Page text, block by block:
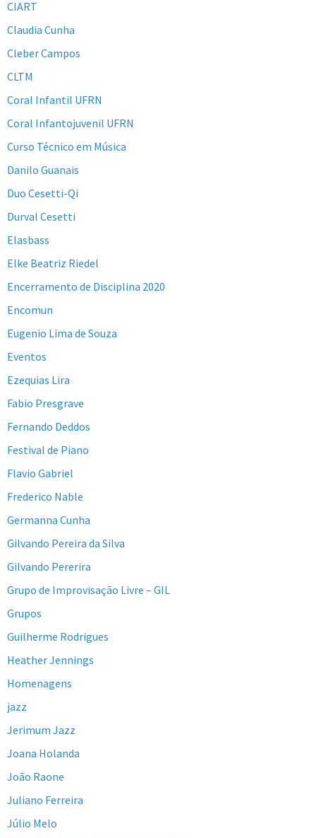
CIART
Claudia Cunha
Cleber Campos
CLTM
Coral Infantil UFRN
Coral Infantojuvenil UFRN
Curso Técnico em Música
Danilo Guanais
Duo Cesetti-Qi
Durval Cesetti
Elasbass
Elke Beatriz Riedel
Encerramento de Disciplina 2020
Encomun
Eugenio Lima de Souza
Eventos
Ezequias Lira
Fabio Presgrave
Fernando Deddos
Festival de Piano
Flavio Gabriel
Frederico Nable
Germanna Cunha
Gilvando Pereira da Silva
Gilvando Pererira
Grupo de Improvisação Livre – GIL
Grupos
Guilherme Rodrigues
Heather Jennings
Homenagens
jazz
Jerimum Jazz
Joana Holanda
João Raone
Juliano Ferreira
Júlio Melo